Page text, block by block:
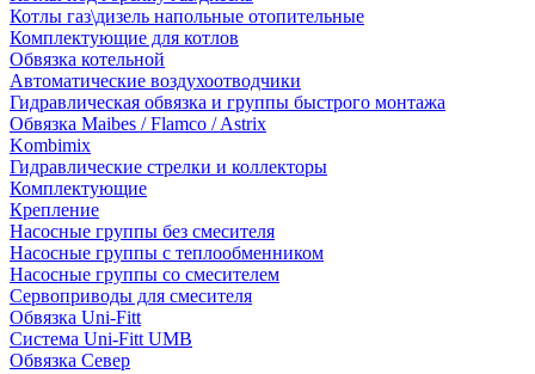
Котлы газ\дизель напольные отопительные
Комплектующие для котлов
Обвязка котельной
Автоматические воздухоотводчики
Гидравлическая обвязка и группы быстрого монтажа
Обвязка Maibes / Flamco / Astrix
Kombimix
Гидравлические стрелки и коллекторы
Комплектующие
Крепление
Насосные группы без смесителя
Насосные группы с теплообменником
Насосные группы со смесителем
Сервоприводы для смесителя
Обвязка Uni-Fitt
Система Uni-Fitt UMB
Обвязка Север